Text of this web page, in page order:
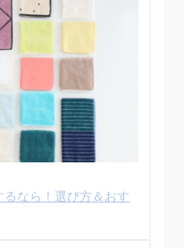
なら！選び方＆おす